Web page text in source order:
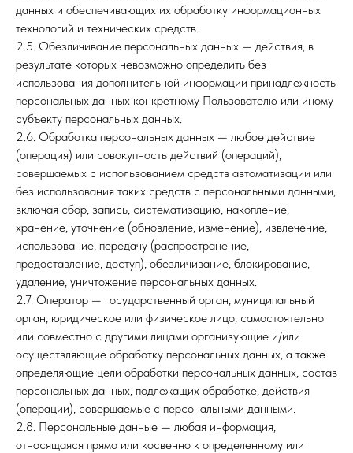
данных и обеспечивающих их обработку информационных
технологий и технических средств.
2.5. Обезличивание персональных данных — действия, в
результате которых невозможно определить без
использования дополнительной информации принадлежность
персональных данных конкретному Пользователю или иному
субъекту персональных данных.
2.6. Обработка персональных данных — любое действие
(операция) или совокупность действий (операций),
совершаемых с использованием средств автоматизации или
без использования таких средств с персональными данными,
включая сбор, запись, систематизацию, накопление,
хранение, уточнение (обновление, изменение), извлечение,
использование, передачу (распространение,
предоставление, доступ), обезличивание, блокирование,
удаление, уничтожение персональных данных.
2.7. Оператор — государственный орган, муниципальный
орган, юридическое или физическое лицо, самостоятельно
или совместно с другими лицами организующие и/или
осуществляющие обработку персональных данных, а также
определяющие цели обработки персональных данных, состав
персональных данных, подлежащих обработке, действия
(операции), совершаемые с персональными данными.
2.8. Персональные данные — любая информация,
относящаяся прямо или косвенно к определенному или